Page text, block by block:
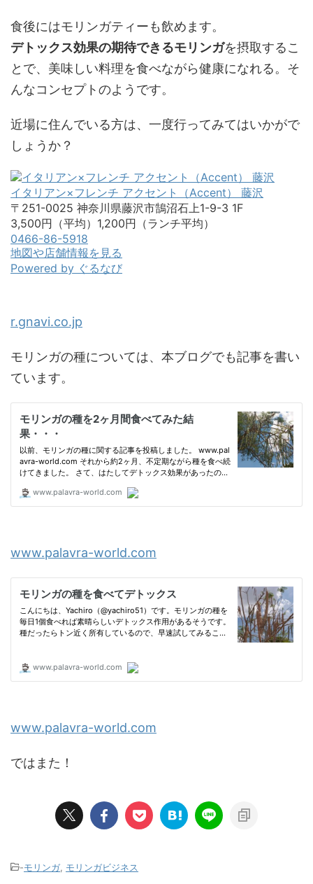
食後にはモリンガティーも飲めます。
デトックス効果の期待できるモリンガを摂取するこ
とで、美味しい料理を食べながら健康になれる。そ
んなコンセプトのようです。
近場に住んでいる方は、一度行ってみてはいかがで
しょうか？
イタリアン×フレンチ アクセント（Accent） 藤沢
〒251-0025 神奈川県藤沢市鵠沼石上1-9-3 1F
3,500円（平均）1,200円（ランチ平均）
0466-86-5918
地図や店舗情報を見る
Powered by ぐるなび
r.gnavi.co.jp
モリンガの種については、本ブログでも記事を書い
ています。
www.palavra-world.com
www.palavra-world.com
ではまた！
-モリンガ モリンガビジネス